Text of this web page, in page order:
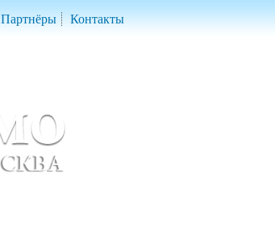
Партнёры Контакты